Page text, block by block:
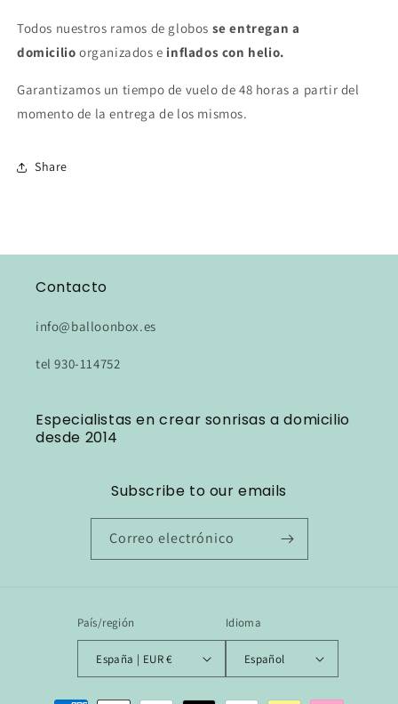
Todos nuestros ramos de globos se entregan a
domicilio organizados e inflados con helio.
Garantizamos un tiempo de vuelo de 48 horas a partir del
momento de la entrega de los mismos.
Share
Contacto
info@balloonbox.es
tel 930-114752
Especialistas en crear sonrisas a domicilio
desde 2014
Subscribe to our emails
Correo electrónico
País/región
España | EUR €
Idioma
Español